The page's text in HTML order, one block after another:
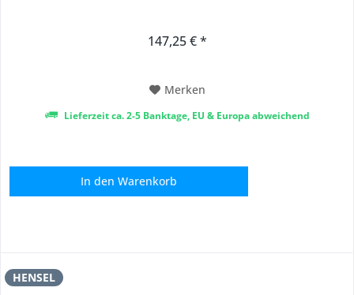
147,25 € *
Merken
Lieferzeit ca. 2-5 Banktage, EU & Europa abweichend
In den Warenkorb
HENSEL